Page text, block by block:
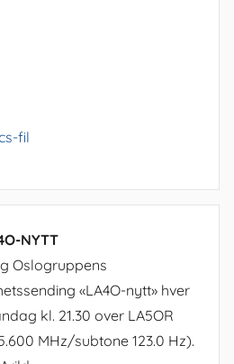
fil
NYTT
Oslogruppens
«LA4O-nytt» hver
kl. 21.30 over LA5OR
MHz/subtone 123.0 Hz).